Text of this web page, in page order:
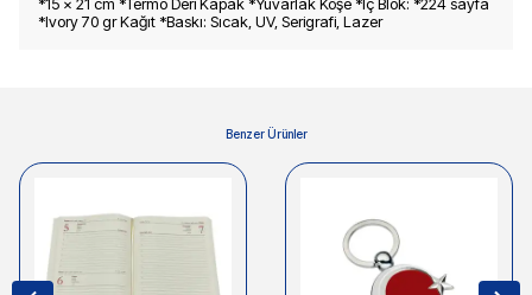
*Ivory 70 gr Kağıt *Baskı: Sıcak, UV, Serigrafi, Lazer
Benzer Ürünler